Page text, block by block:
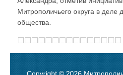
Митрополичьего округа в деле
общества.